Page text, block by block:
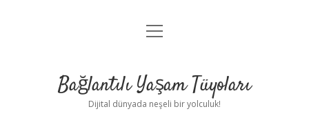
Anasayfa
Yasal Uyarı
menüyü
Bağlantılı Yaşam Tüyoları
Dijital dünyada neşeli bir yolculuk!